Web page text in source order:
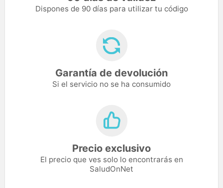
Dispones de 90 días para utilizar tu código
Garantía de devolución
Si el servicio no se ha consumido
Precio exclusivo
El precio que ves solo lo encontrarás en
SaludOnNet